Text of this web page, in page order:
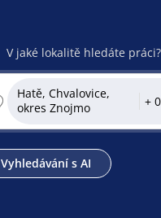
V jaké lokalitě hledáte práci?
Hatě, Chvalovice,
okres Znojmo
Vyhledávání s AI